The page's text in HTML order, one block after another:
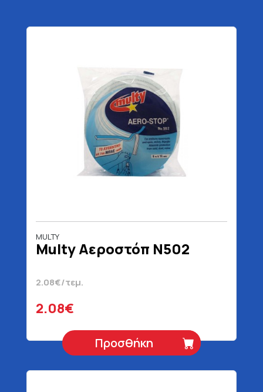
MULTY
Multy Αεροστόπ Ν502
2.08€/τεμ.
2.08€
Προσθήκη